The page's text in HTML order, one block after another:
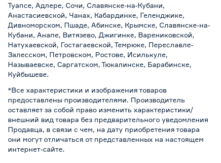
Туапсе, Адлере, Сочи, Славянске-на-Кубани,
Анастасиевской, Чанах, Кабардинке, Геленджике,
Дивноморском, Пшаде, Абинске, Крымске, Славянске-на-
Кубани, Анапе, Витязево, Джигинке, Варениковской,
Натухаевской, Гостагаевской, Темрюке, Переславле-
Залесском, Петровском, Ростове, Исилькуле,
Называевске, Саргатском, Тюкалинске, Барабинске,
Куйбышеве.
*Все характеристики и изображения товаров
предоставлены производителями. Производитель
оставляет за собой право изменить характеристики/
внешний вид товара без предварительного уведомления
Продавца, в связи с чем, на дату приобретения товара
они могут отличаться от представленных на настоящем
интернет-сайте.